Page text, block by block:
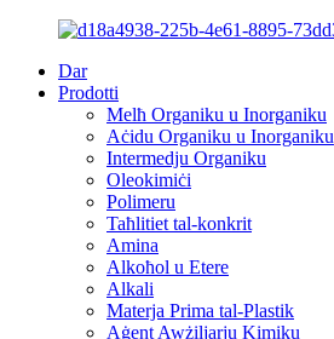
Dar
Prodotti
Melħ Organiku u Inorganiku
Aċidu Organiku u Inorganiku
Intermedju Organiku
Oleokimiċi
Polimeru
Taħlitiet tal-konkrit
Amina
Alkoħol u Etere
Alkali
Materja Prima tal-Plastik
Aġent Awżiljarju Kimiku